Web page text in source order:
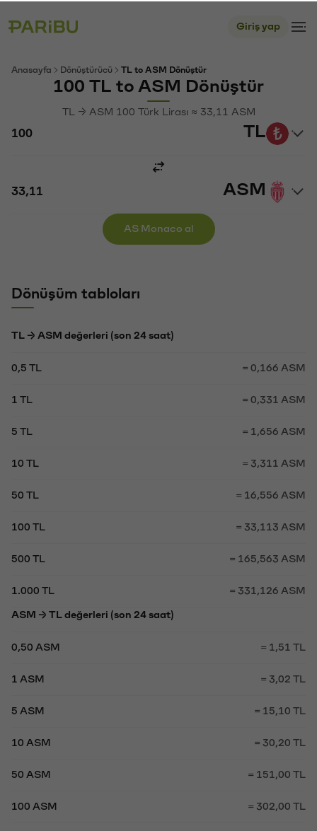
Giriş yap
Anasayfa Dönüştürücü TL to ASM Dönüştür
100 TL to ASM Dönüştür
TL → ASM 100 Türk Lirası ≈ 33,11 ASM
TL
ASM
AS Monaco al
Dönüşüm tabloları
TL → ASM değerleri (son 24 saat)
0,5 TL = 0,166 ASM
1 TL = 0,331 ASM
5 TL = 1,656 ASM
10 TL = 3,311 ASM
50 TL = 16,556 ASM
100 TL = 33,113 ASM
500 TL = 165,563 ASM
1.000 TL = 331,126 ASM
ASM → TL değerleri (son 24 saat)
0,50 ASM = 1,51 TL
1 ASM = 3,02 TL
5 ASM = 15,10 TL
10 ASM = 30,20 TL
50 ASM = 151,00 TL
100 ASM = 302,00 TL